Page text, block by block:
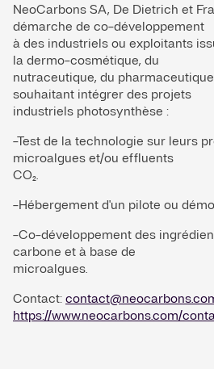
NeoCarbons SA, De Dietrich et
démarche de co-développement
à des industriels ou exploitants
la dermo-cosmétique, du
nutraceutique, du
souhaitant intégrer des projets
industriels photosynthèse :
-Test de la technologie sur leurs
microalgues et/ou effluents
CO₂.
-Hébergement d'un pilote ou
-Co-développement des
carbone et à base de
microalgues.
Contact:
https://www.neocarbons.com/